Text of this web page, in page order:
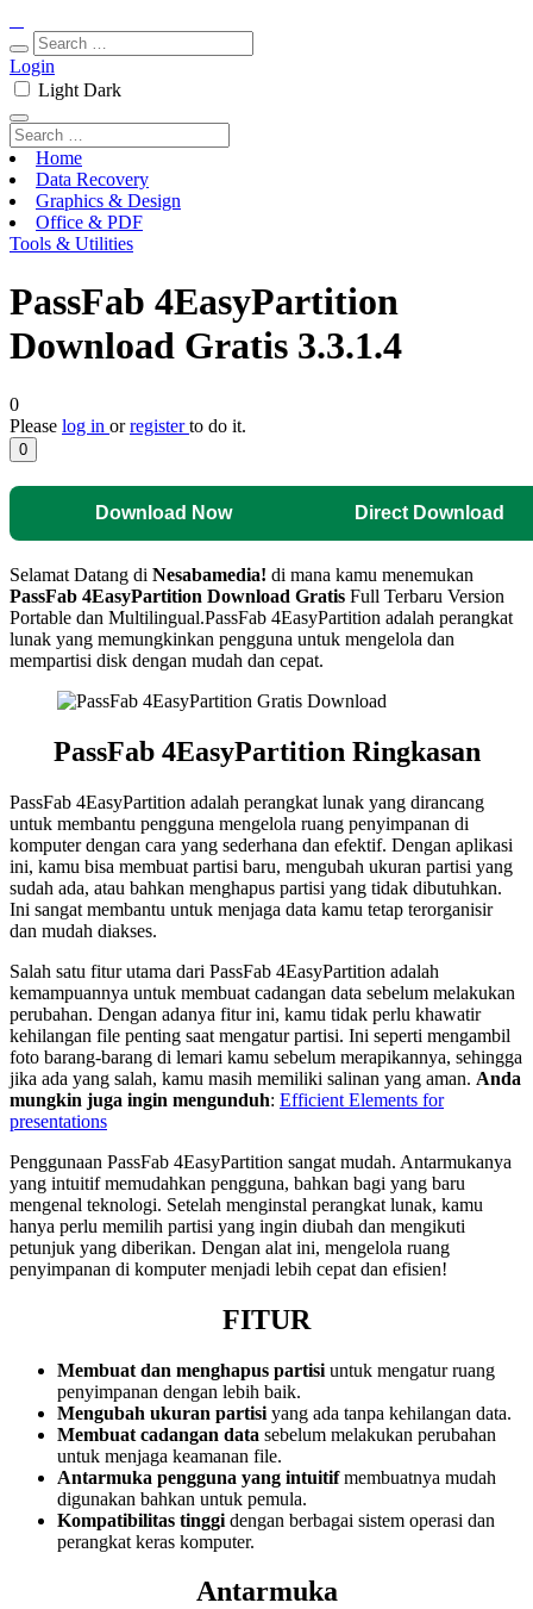
Login
Light Dark
Home
Data Recovery
Graphics & Design
Office & PDF
Tools & Utilities
PassFab 4EasyPartition
Download Gratis 3.3.1.4
0
Please log in orregisterto do it.
0
Download Now Direct Download
Selamat Datang di Nesabamedia! di mana kamu menemukan
PassFab 4EasyPartition Download Gratis Full Terbaru Version
Portable dan Multilingual.PassFab 4EasyPartition adalah perangkat
lunak yang memungkinkan pengguna untuk mengelola dan
mempartisi disk dengan mudah dan cepat.
PassFab 4EasyPartition Ringkasan
PassFab 4EasyPartition adalah perangkat lunak yang dirancang
untuk membantu pengguna mengelola ruang penyimpanan di
komputer dengan cara yang sederhana dan efektif. Dengan aplikasi
ini, kamu bisa membuat partisi baru, mengubah ukuran partisi yang
sudah ada, atau bahkan menghapus partisi yang tidak dibutuhkan.
Ini sangat membantu untuk menjaga data kamu tetap terorganisir
dan mudah diakses.
Salah satu fitur utama dari PassFab 4EasyPartition adalah
kemampuannya untuk membuat cadangan data sebelum melakukan
perubahan. Dengan adanya fitur ini, kamu tidak perlu khawatir
kehilangan file penting saat mengatur partisi. Ini seperti mengambil
foto barang-barang di lemari kamu sebelum merapikannya, sehingga
jika ada yang salah, kamu masih memiliki salinan yang aman. Anda
mungkin juga ingin mengunduh: Efficient Elements for
presentations
Penggunaan PassFab 4EasyPartition sangat mudah. Antarmukanya
yang intuitif memudahkan pengguna, bahkan bagi yang baru
mengenal teknologi. Setelah menginstal perangkat lunak, kamu
hanya perlu memilih partisi yang ingin diubah dan mengikuti
petunjuk yang diberikan. Dengan alat ini, mengelola ruang
penyimpanan di komputer menjadi lebih cepat dan efisien!
FITUR
Membuat dan menghapus partisi untuk mengatur ruang
penyimpanan dengan lebih baik.
Mengubah ukuran partisi yang ada tanpa kehilangan data.
Membuat cadangan data sebelum melakukan perubahan
untuk menjaga keamanan file.
Antarmuka pengguna yang intuitifmembuatnya mudah
digunakan bahkan untuk pemula.
Kompatibilitas tinggi dengan berbagai sistem operasi dan
perangkat keras komputer.
Antarmuka